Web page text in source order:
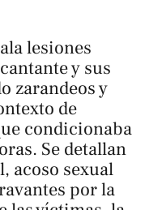
lesiones
y sus
zarandeos y
de
condicionaba
Se detallan
acoso sexual
por la